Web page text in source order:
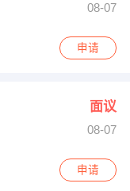
08-07
申请
面议
08-07
号
申请